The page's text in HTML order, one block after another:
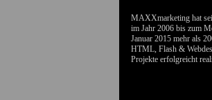
MAXXmarketing hat
im Jahr 2006 bis zum
Januar 2015 mehr als
HTML, Flash &
Projekte erfolgreicht